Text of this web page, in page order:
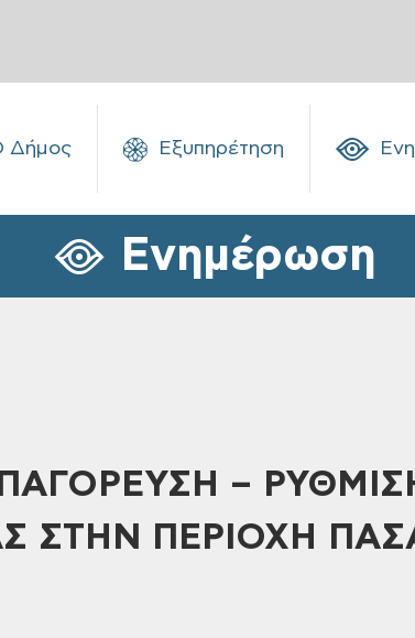
Δήμος Εξυπηρέτηση
Ενημέρωση
–
ΣΤΗΝ ΠΕΡΙΟΧΗ